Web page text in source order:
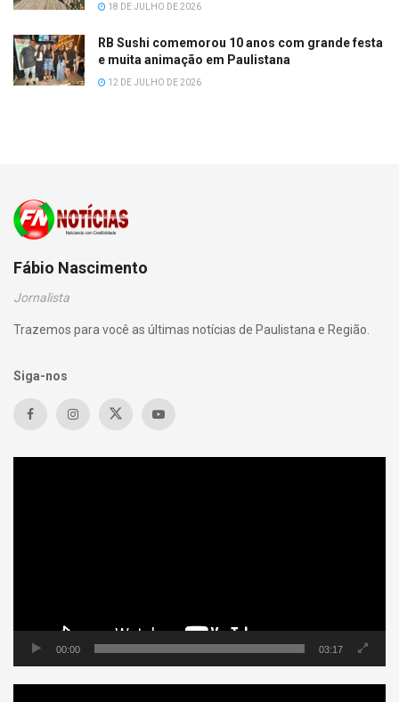
18 DE JULHO DE 2026
RB Sushi comemorou 10 anos com grande festa
e muita animação em Paulistana
12 DE JULHO DE 2026
Fábio Nascimento
Jornalista
Trazemos para você as últimas notícias de Paulistana e Região.
Siga-nos
00:00 03:17